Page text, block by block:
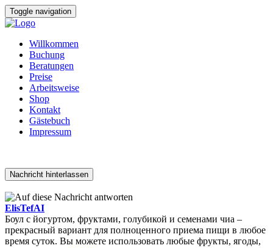
Toggle navigation
Willkommen
Buchung
Beratungen
Preise
Arbeitsweise
Shop
Kontakt
Gästebuch
Impressum
Nachricht hinterlassen
ElisTefAI
Боул с йогуртом, фруктами, голубикой и семенами чиа –
прекрасный вариант для полноценного приема пищи в любое
время суток. Вы можете использовать любые фрукты, ягоды,